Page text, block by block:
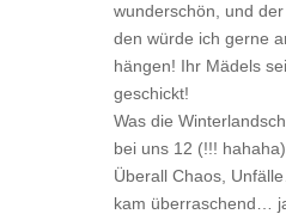
wunderschön, und
den würde ich gerne
hängen! Ihr Mädels
geschickt!
Was die
bei uns 12 (!!!
Überall Chaos,
kam überraschend…